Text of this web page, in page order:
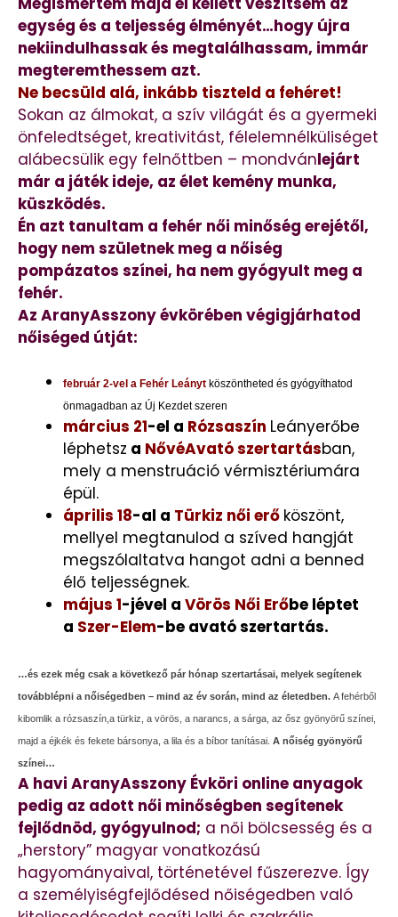
egység és a teljesség élményét…hogy újra
nekiindulhassak és megtalálhassam, immár
megteremthessem azt.
Ne becsüld alá, inkább tiszteld a fehéret!
Sokan az álmokat, a szív világát és a gyermeki
önfeledtséget, kreativitást, félelemnélküliséget
alábecsülik egy felnőttben – mondvánlejárt
már a játék ideje, az élet kemény munka,
küszködés.
Én azt tanultam a fehér női minőség erejétől,
hogy nem születnek meg a nőiség
pompázatos színei, ha nem gyógyult meg a
fehér.
Az AranyAsszony évkörében végigjárhatod
nőiséged útját:
február 2-vel a Fehér Leányt köszöntheted és gyógyíthatod
önmagadban az Új Kezdet szeren
március 21-el a Rózsaszín Leányerőbe
léphetsz a NővéAvató szertartásban,
mely a menstruáció vérmisztériumára
épül.
április 18-al a Türkiz női erő köszönt,
mellyel megtanulod a szíved hangját
megszólaltatva hangot adni a benned
élő teljességnek.
május 1-jével a Vörös Női Erőbe léptet
a Szer-Elem-be avató szertartás.
…és ezek még csak a következő pár hónap szertartásai, melyek segítenek
továbblépni a nőiségedben – mind az év során, mind az életedben. A fehérből
kibomlik a rózsaszín,a türkiz, a vörös, a narancs, a sárga, az ősz gyönyörű színei,
majd a éjkék és fekete bársonya, a lila és a bíbor tanításai. A nőiség gyönyörű
színei…
A havi AranyAsszony Évköri online anyagok
pedig az adott női minőségben segítenek
fejlődnöd, gyógyulnod; a női bölcsesség és a
„herstory” magyar vonatkozású
hagyományaival, történetével fűszerezve. Így
a személyiségfejlődésed nőiségedben való